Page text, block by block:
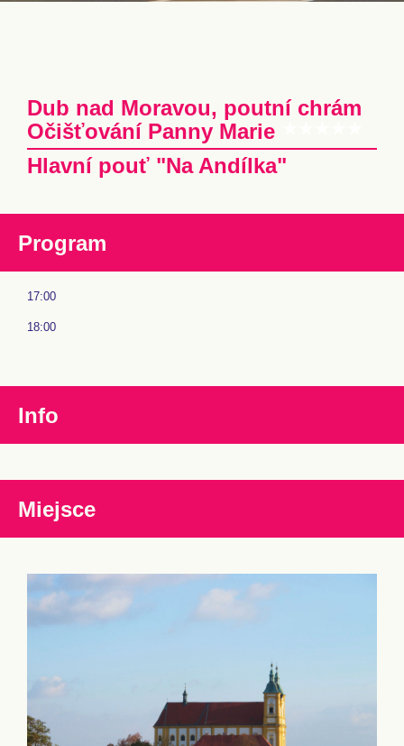
Dub nad Moravou, poutní chrám
Očišťování Panny Marie
Hlavní pouť "Na Andílka"
Program
17:00
18:00
Info
Miejsce